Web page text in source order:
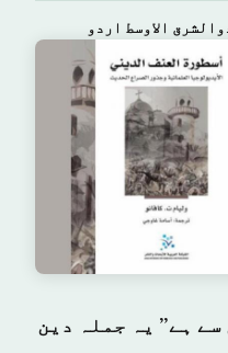
الاوسط اردو
ہے” یہ جملہ دین